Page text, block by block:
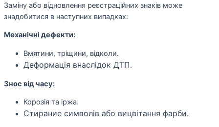
Заміну або відновлення реєстраційних знаків може
знадобитися в наступних випадках:
Механічні дефекти:
Вмятини, тріщини, відколи.
Деформація внаслідок ДТП.
Знос від часу:
Корозія та іржа.
Стирание символів або вицвітання фарби.